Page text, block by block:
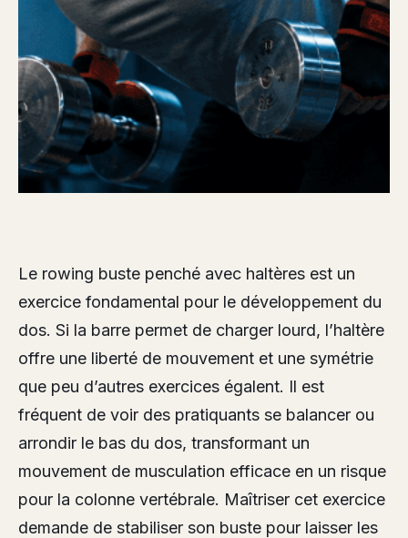
Le rowing buste penché avec haltères est un
exercice fondamental pour le développement du
dos. Si la barre permet de charger lourd, l’haltère
offre une liberté de mouvement et une symétrie
que peu d’autres exercices égalent. Il est
fréquent de voir des pratiquants se balancer ou
arrondir le bas du dos, transformant un
mouvement de musculation efficace en un risque
pour la colonne vertébrale. Maîtriser cet exercice
demande de stabiliser son buste pour laisser les